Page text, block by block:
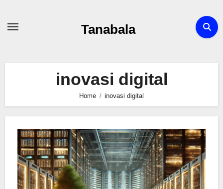
Tanabala
inovasi digital
Home inovasi digital